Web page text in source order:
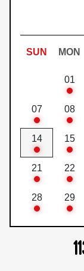
SUN MON
01
07 08
14 15
21 22
28 29